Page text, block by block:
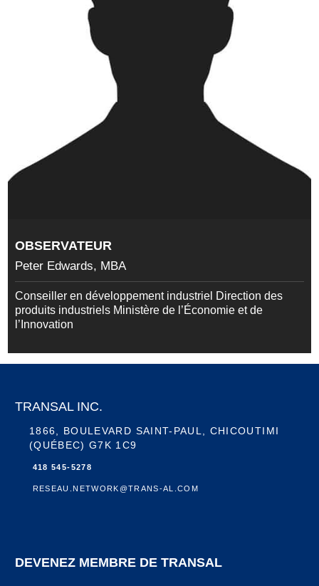
OBSERVATEUR
Peter Edwards, MBA
Conseiller en développement industriel Direction des
produits industriels Ministère de l’Économie et de
l’Innovation
TRANSAL INC.
1866, BOULEVARD SAINT-PAUL, CHICOUTIMI
(QUÉBEC) G7K 1C9
418 545-5278
RESEAU.NETWORK@TRANS-AL.COM
DEVENEZ MEMBRE DE TRANSAL